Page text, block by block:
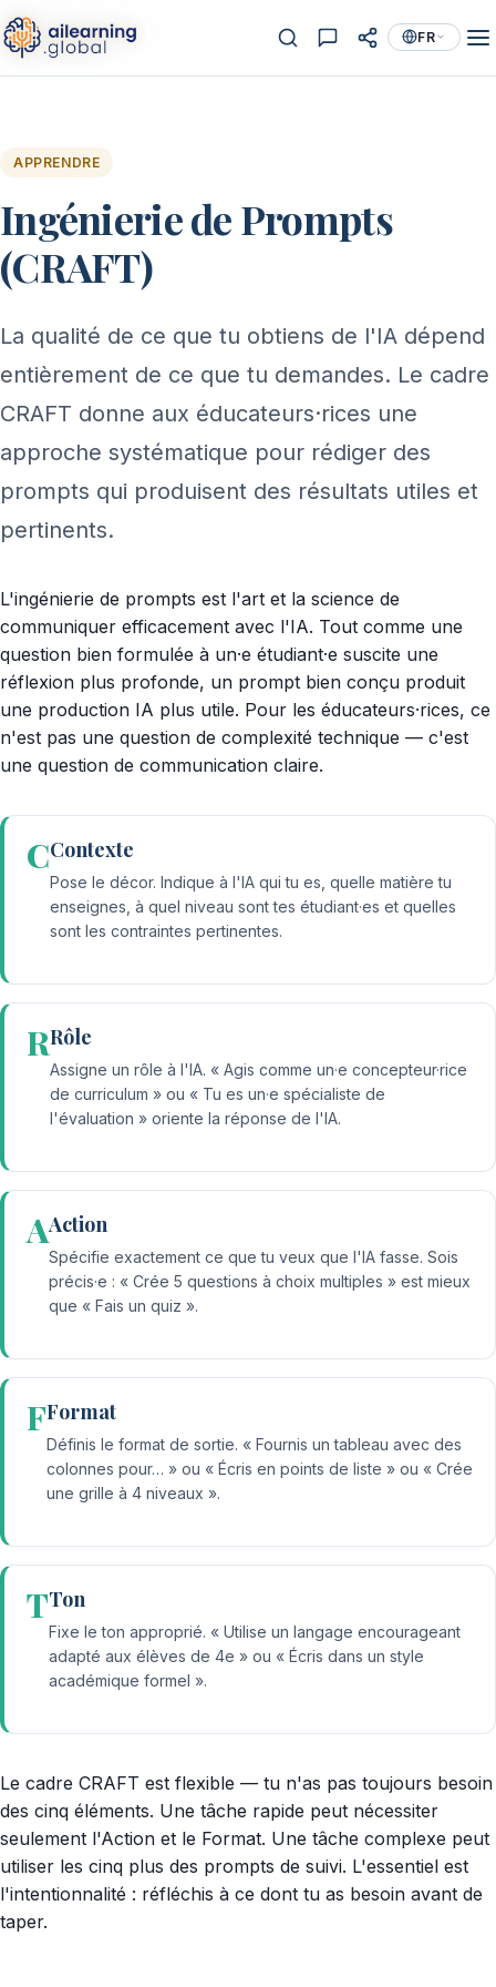
FR
APPRENDRE
Ingénierie de Prompts
(CRAFT)
La qualité de ce que tu obtiens de l'IA dépend
entièrement de ce que tu demandes. Le cadre
CRAFT donne aux éducateurs·rices une
approche systématique pour rédiger des
prompts qui produisent des résultats utiles et
pertinents.
L'ingénierie de prompts est l'art et la science de
communiquer efficacement avec l'IA. Tout comme une
question bien formulée à un·e étudiant·e suscite une
réflexion plus profonde, un prompt bien conçu produit
une production IA plus utile. Pour les éducateurs·rices, ce
n'est pas une question de complexité technique — c'est
une question de communication claire.
CContexte
Pose le décor. Indique à l'IA qui tu es, quelle matière tu
enseignes, à quel niveau sont tes étudiant·es et quelles
sont les contraintes pertinentes.
RRôle
Assigne un rôle à l'IA. « Agis comme un·e concepteur·rice
de curriculum » ou « Tu es un·e spécialiste de
l'évaluation » oriente la réponse de l'IA.
AAction
Spécifie exactement ce que tu veux que l'IA fasse. Sois
précis·e : « Crée 5 questions à choix multiples » est mieux
que « Fais un quiz ».
FFormat
Définis le format de sortie. « Fournis un tableau avec des
colonnes pour… » ou « Écris en points de liste » ou « Crée
une grille à 4 niveaux ».
TTon
Fixe le ton approprié. « Utilise un langage encourageant
adapté aux élèves de 4e » ou « Écris dans un style
académique formel ».
Le cadre CRAFT est flexible — tu n'as pas toujours besoin
des cinq éléments. Une tâche rapide peut nécessiter
seulement l'Action et le Format. Une tâche complexe peut
utiliser les cinq plus des prompts de suivi. L'essentiel est
l'intentionnalité : réfléchis à ce dont tu as besoin avant de
taper.